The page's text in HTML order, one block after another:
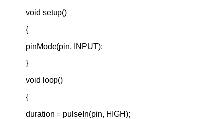
void setup()
{
pinMode(pin, INPUT);
}
void loop()
{
duration = pulseIn(pin, HIGH);